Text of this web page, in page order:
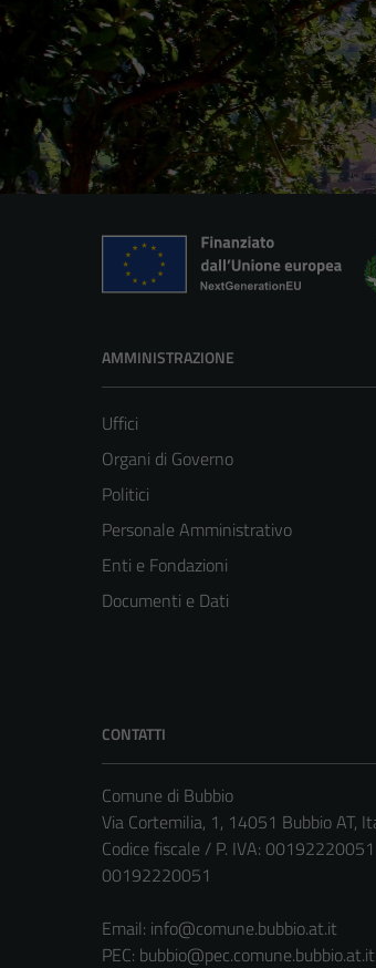
AMMINISTRAZIONE
Uffici
Organi di Governo
Politici
Personale Amministrativo
Enti e Fondazioni
Documenti e Dati
CONTATTI
Comune di Bubbio
Via Cortemilia, 1, 14051 Bubbio AT,
Codice fiscale / P. IVA:
00192220051
Email: info@comune.bubbio.at.it
PEC: bubbio@pec.comune.bubbio.at.it